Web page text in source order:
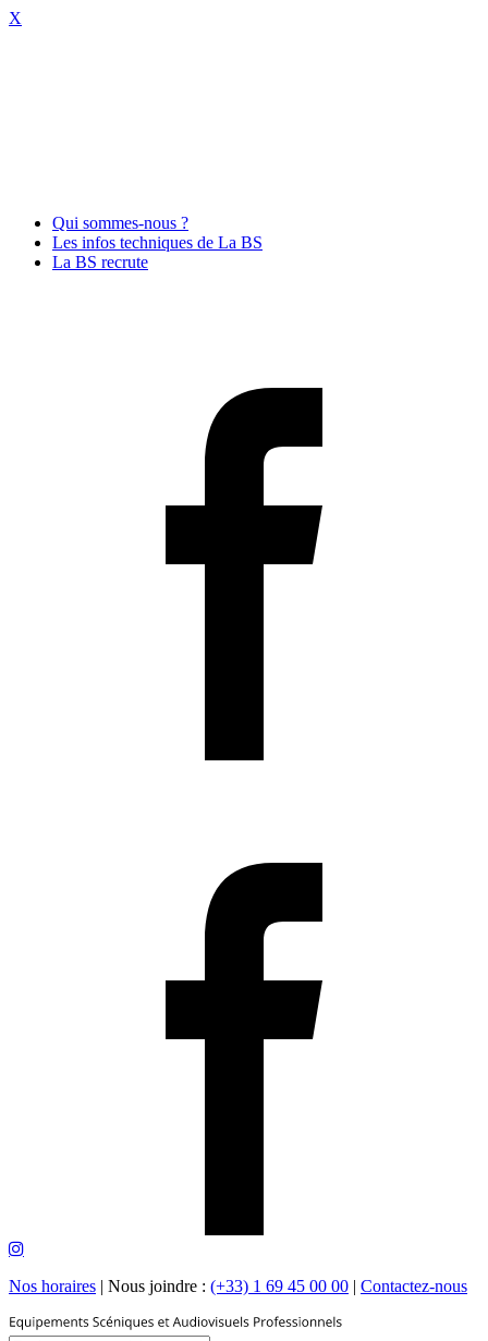
X
Qui sommes-nous ?
Les infos techniques de La BS
La BS recrute
Nos horaires | Nous joindre : (+33) 1 69 45 00 00 | Contactez-nous